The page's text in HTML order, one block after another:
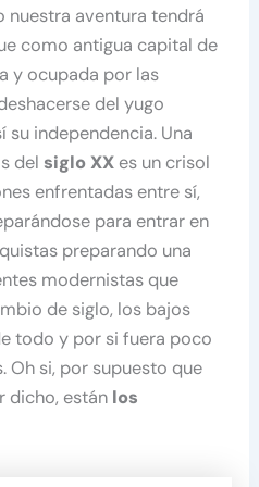
aventura tendrá
como antigua capital de
y ocupada por las
del yugo
su independencia. Una
delsiglo XX es un crisol
enfrentadas entre sí,
para entrar en
preparando una
modernistas que
de siglo, los bajos
todo y por si fuera poco
Oh si, por supuesto que
dicho, están los